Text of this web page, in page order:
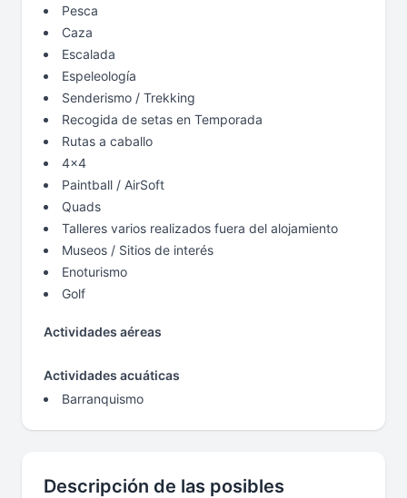
Pesca
Caza
Escalada
Espeleología
Senderismo / Trekking
Recogida de setas en Temporada
Rutas a caballo
4x4
Paintball / AirSoft
Quads
Talleres varios realizados fuera del alojamiento
Museos / Sitios de interés
Enoturismo
Golf
Actividades aéreas
Actividades acuáticas
Barranquismo
Descripción de las posibles